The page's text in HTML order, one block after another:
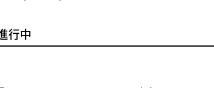
行中